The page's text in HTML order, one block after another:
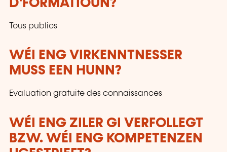
D'FORMATIOUN?
Tous publics
WÉI ENG VIRKENNTNESSER
MUSS EEN HUNN?
Evaluation gratuite des connaissances
WÉI ENG ZILER GI VERFOLLEGT
BZW. WÉI ENG KOMPETENZEN